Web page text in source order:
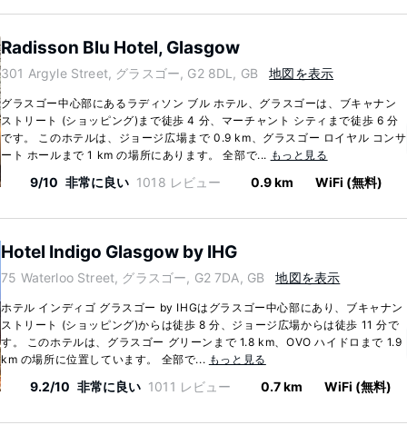
Radisson Blu Hotel, Glasgow
301 Argyle Street, グラスゴー, G2 8DL, GB 地図を表示
グラスゴー中心部にあるラディソン ブル ホテル、グラスゴーは、ブキャナン
ストリート (ショッピング)まで徒歩 4 分、マーチャント シティまで徒歩 6 分
です。 このホテルは、ジョージ広場まで 0.9 km、グラスゴー ロイヤル コンサ
ート ホールまで 1 km の場所にあります。 全部で... もっと見る
9/10 非常に良い 1018 レビュー 0.9 km WiFi (無料)
Hotel Indigo Glasgow by IHG
75 Waterloo Street, グラスゴー, G2 7DA, GB 地図を表示
ホテル インディゴ グラスゴー by IHGはグラスゴー中心部にあり、ブキャナン
ストリート (ショッピング)からは徒歩 8 分、ジョージ広場からは徒歩 11 分で
す。 このホテルは、グラスゴー グリーンまで 1.8 km、OVO ハイドロまで 1.9
km の場所に位置しています。 全部で... もっと見る
9.2/10 非常に良い 1011 レビュー 0.7 km WiFi (無料)